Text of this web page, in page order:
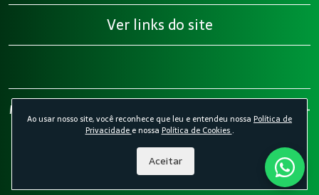
Ver links do site
Megatrab - Engenharia de Segurança do Trabalho 2026 -
Todos os direitos reservados.Política de Privacidade.
Desenvolvido por Agência Kombi
Ao usar nosso site, você reconhece que leu e entendeu nossa Política de
Privacidade e nossa Política de Cookies.
Aceitar